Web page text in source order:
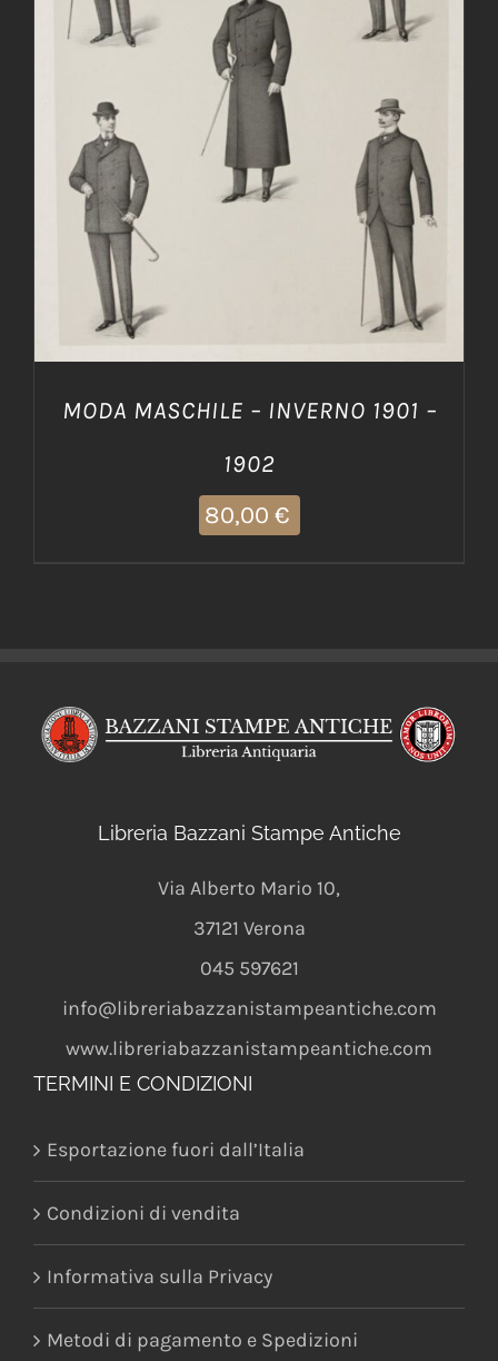
AGGIUNGI AL CARRELLO
MODA MASCHILE – INVERNO 1901 –
1902
80,00 €
Libreria Bazzani Stampe Antiche
Via Alberto Mario 10,
37121 Verona
045 597621
info@libreriabazzanistampeantiche.com
www.libreriabazzanistampeantiche.com
TERMINI E CONDIZIONI
Esportazione fuori dall’Italia
Condizioni di vendita
Informativa sulla Privacy
Metodi di pagamento e Spedizioni